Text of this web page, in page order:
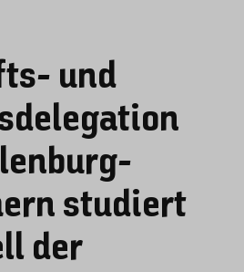
und
studiert
der